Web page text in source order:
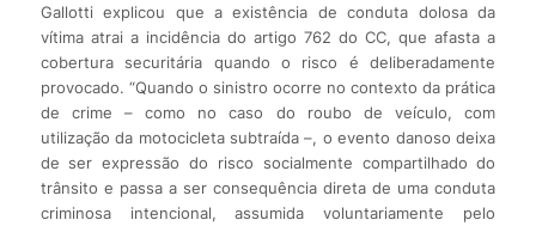
Gallotti explicou que a existência de conduta dolosa da
vítima atrai a incidência do artigo 762 do CC, que afasta a
cobertura securitária quando o risco é deliberadamente
provocado. “Quando o sinistro ocorre no contexto da prática
de crime – como no caso do roubo de veículo, com
utilização da motocicleta subtraída –, o evento danoso deixa
de ser expressão do risco socialmente compartilhado do
trânsito e passa a ser consequência direta de uma conduta
criminosa intencional, assumida voluntariamente pelo